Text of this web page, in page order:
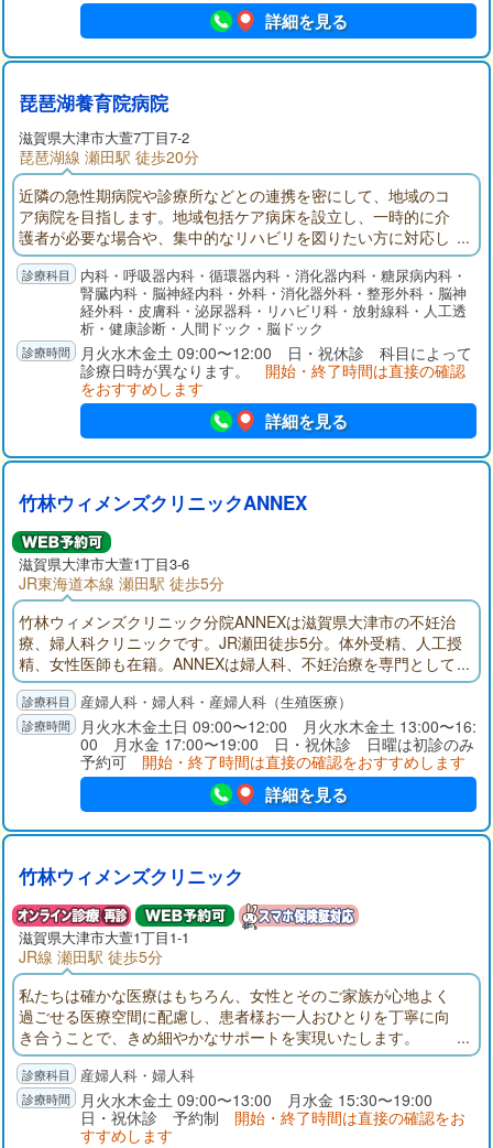
詳細を見る
琵琶湖養育院病院
滋賀県大津市大萱7丁目7-2
琵琶湖線 瀬田駅 徒歩20分
近隣の急性期病院や診療所などとの連携を密にして、地域のコ
ア病院を目指します。地域包括ケア病床を設立し、一時的に介
護者が必要な場合や、集中的なリハビリを図りたい方に対応し
ています。外来診療では、脳卒中･高血圧･心不全･糖尿病･脂質
異常症･胃十二指腸潰瘍･腸疾患を中心とし、他にも皮膚科･整形
外科･泌尿器科も行っています。華頂会グループでは、在宅支援
を目的とした、居宅介護支援相談室、訪問看護ステーション、
訪問リハビリステーションの活動も行っております。
内科・呼吸器内科・循環器内科・消化器内科・糖尿病内科・
腎臓内科・脳神経内科・外科・消化器外科・整形外科・脳神
経外科・皮膚科・泌尿器科・リハビリ科・放射線科・人工透
析・健康診断・人間ドック・脳ドック
月火水木金土 09:00〜12:00 日・祝休診 科目によって
診療日時が異なります。 開始・終了時間は直接の確認
をおすすめします
詳細を見る
竹林ウィメンズクリニックANNEX
滋賀県大津市大萱1丁目3-6
JR東海道本線 瀬田駅 徒歩5分
竹林ウィメンズクリニック分院ANNEXは滋賀県大津市の不妊治
療、婦人科クリニックです。JR瀬田徒歩5分。体外受精、人工授
精、女性医師も在籍。ANNEXは婦人科、不妊治療を専門として
おります。皆様の思いに寄り添い、適切な治療を提案します。
産婦人科・婦人科・産婦人科（生殖医療）
月火水木金土日 09:00〜12:00 月火水木金土 13:00〜16:
00 月水金 17:00〜19:00 日・祝休診 日曜は初診のみ
予約可 開始・終了時間は直接の確認をおすすめします
詳細を見る
竹林ウィメンズクリニック
滋賀県大津市大萱1丁目1-1
JR線 瀬田駅 徒歩5分
私たちは確かな医療はもちろん、女性とそのご家族が心地よく
過ごせる医療空間に配慮し、患者様お一人おひとりを丁寧に向
き合うことで、きめ細やかなサポートを実現いたします。
産婦人科・婦人科
月火水木金土 09:00〜13:00 月水金 15:30〜19:00
日・祝休診 予約制 開始・終了時間は直接の確認をお
すすめします